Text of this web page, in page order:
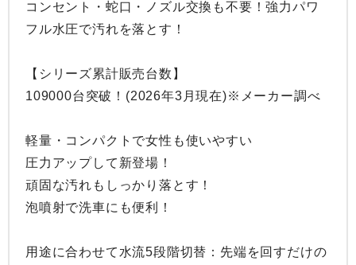
コンセント・蛇口・ノズル交換も不要！強力パワ
フル水圧で汚れを落とす！
【シリーズ累計販売台数】
109000台突破！(2026年3月現在)※メーカー調べ
軽量・コンパクトで女性も使いやすい
圧力アップして新登場！
頑固な汚れもしっかり落とす！
泡噴射で洗車にも便利！
用途に合わせて水流5段階切替：先端を回すだけの